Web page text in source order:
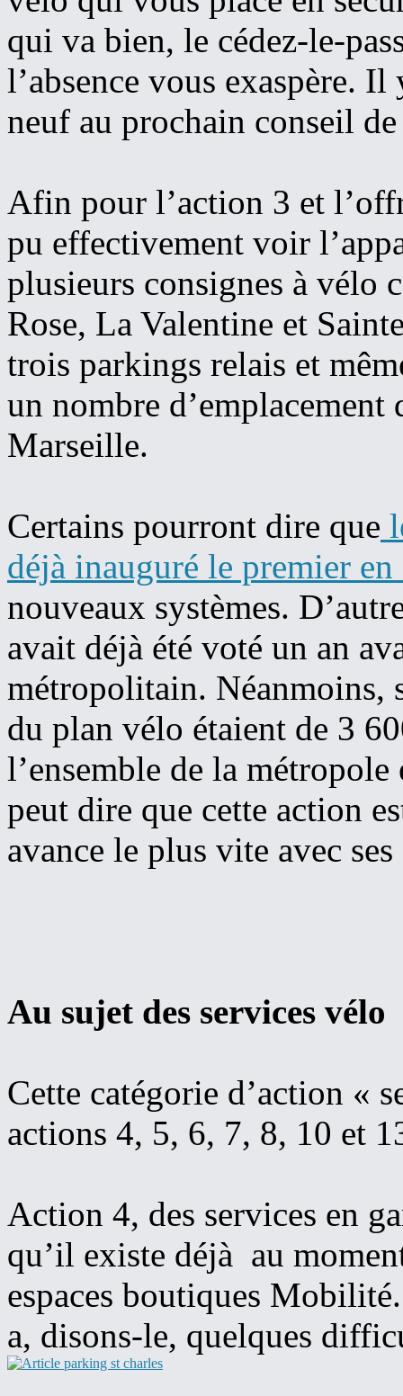
qui va bien, le cédez-le-
l’absence vous exaspère.
neuf au prochain conseil
Afin pour l’action 3 et
pu effectivement voir
plusieurs consignes à vélo
Rose, La Valentine et
trois parkings relais et
un nombre d’emplacement
Marseille.
Certains pourront dire que
déjà inauguré le premier
nouveaux systèmes.
avait déjà été voté un an
métropolitain. Néanmoins,
du plan vélo étaient de 3
l’ensemble de la
peut dire que cette action
avance le plus vite avec
Au sujet des services vélo
Cette catégorie d’action «
actions 4, 5, 6, 7, 8, 10 et
Action 4, des services en
qu’il existe déjà au
espaces boutiques
a, disons-le, quelques